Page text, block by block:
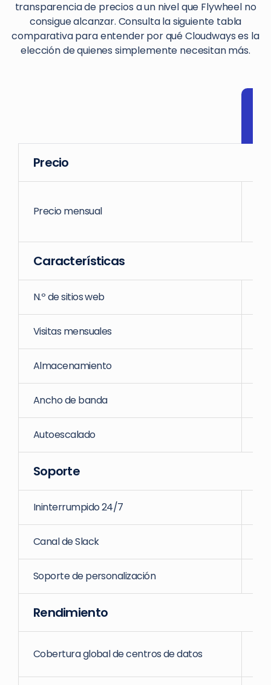
transparencia de precios a un nivel que Flywheel no
consigue alcanzar. Consulta la siguiente tabla
comparativa para entender por qué Cloudways es la
elección de quienes simplemente necesitan más.
Precio
Precio mensual
Características
N.º de sitios web
Visitas mensuales
Almacenamiento
Ancho de banda
Autoescalado
Soporte
Ininterrumpido 24/7
Canal de Slack
Soporte de personalización
Rendimiento
Cobertura global de centros de datos